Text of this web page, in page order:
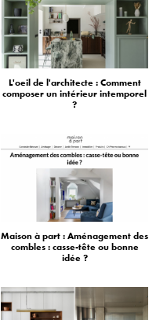
L'oeil de l'architecte : Comment
composer un intérieur intemporel
?
Maison à part : Aménagement des
combles : casse-tête ou bonne
idée ?